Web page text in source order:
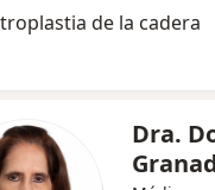
de la cadera
Dra.